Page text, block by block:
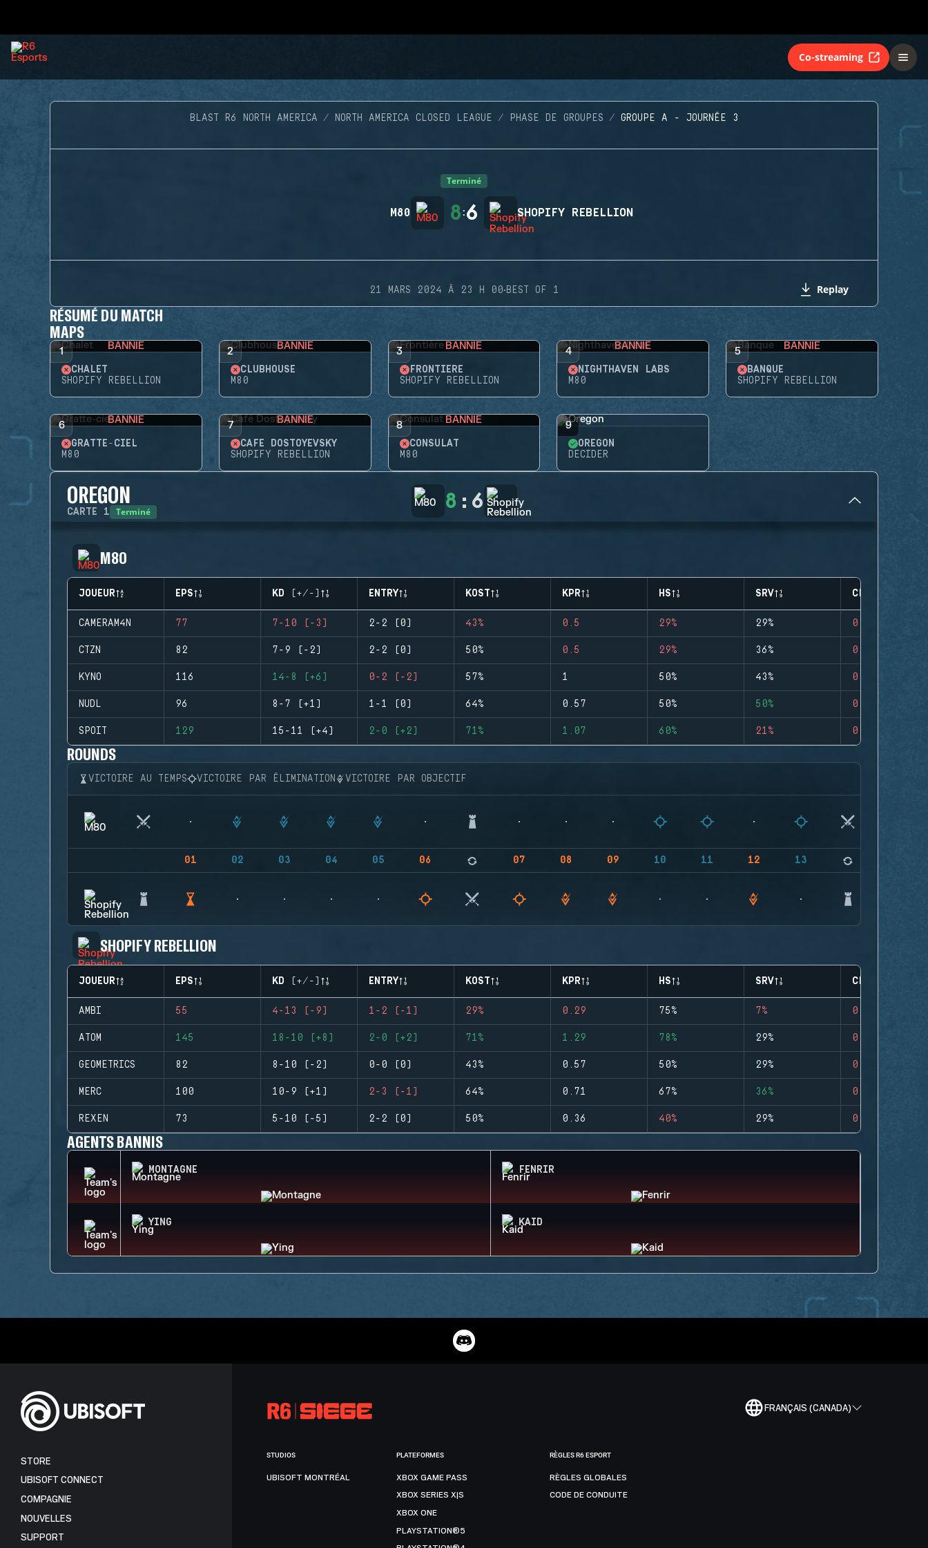
Co-streaming
BLAST R6 NORTH AMERICA NORTH AMERICA CLOSED LEAGUE PHASE DE GROUPES GROUPE A - JOURNÉE 3
Terminé
M80 8 :6 SHOPIFY REBELLION
21 MARS 2024 À 23 H 00·BEST OF 1 Replay
RÉSUMÉ DU MATCH
MAPS
1 BANNIE
CHALET
SHOPIFY REBELLION
2 BANNIE
CLUBHOUSE
M80
3 BANNIE
FRONTIÈRE
SHOPIFY REBELLION
4 BANNIE
NIGHTHAVEN LABS
M80
5 BANNIE
BANQUE
SHOPIFY REBELLION
6 BANNIE
GRATTE-CIEL
M80
7 BANNIE
CAFÉ DOSTOYEVSKY
SHOPIFY REBELLION
8 BANNIE
CONSULAT
M80
9
OREGON
DECIDER
OREGON
CARTE 1 Terminé 8 : 6
M80
JOUEUR EPS KD (+/-) ENTRY KOST KPR HS SRV CLUTCHES
CAMERAM4N 77 7-10 (-3) 2-2 (0) 43% 0.5 29% 29% 0
CTZN 82 7-9 (-2) 2-2 (0) 50% 0.5 29% 36% 0
KYNO 116 14-8 (+6) 0-2 (-2) 57% 1 50% 43% 0
NUDL 96 8-7 (+1) 1-1 (0) 64% 0.57 50% 50% 0
SPOIT 129 15-11 (+4) 2-0 (+2) 71% 1.07 60% 21% 0
ROUNDS
VICTOIRE AU TEMPS VICTOIRE PAR ÉLIMINATION VICTOIRE PAR OBJECTIF
01 02 03 04 05 06 07 08 09 10 11 12 13
SHOPIFY REBELLION
JOUEUR EPS KD (+/-) ENTRY KOST KPR HS SRV CLUTCHES
AMBI 55 4-13 (-9) 1-2 (-1) 29% 0.29 75% 7% 0
ATOM 145 18-10 (+8) 2-0 (+2) 71% 1.29 78% 29% 0
GEOMETRICS 82 8-10 (-2) 0-0 (0) 43% 0.57 50% 29% 0
MERC 100 10-9 (+1) 2-3 (-1) 64% 0.71 67% 36% 0
REXEN 73 5-10 (-5) 2-2 (0) 50% 0.36 40% 29% 0
AGENTS BANNIS
MONTAGNE FENRIR
YING KAID
FRANÇAIS (CANADA)
STORE
UBISOFT CONNECT
COMPAGNIE
NOUVELLES
SUPPORT
STUDIOS
UBISOFT MONTRÉAL
PLATEFORMES
XBOX GAME PASS
XBOX SERIES X|S
XBOX ONE
PLAYSTATION®5
RÈGLES R6 ESPORT
RÈGLES GLOBALES
CODE DE CONDUITE